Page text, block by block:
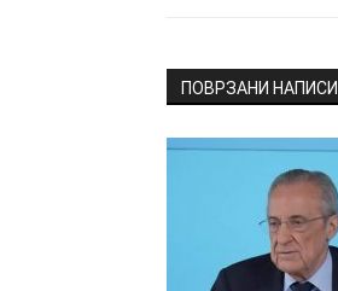
ПОВРЗАНИ НАПИСИ